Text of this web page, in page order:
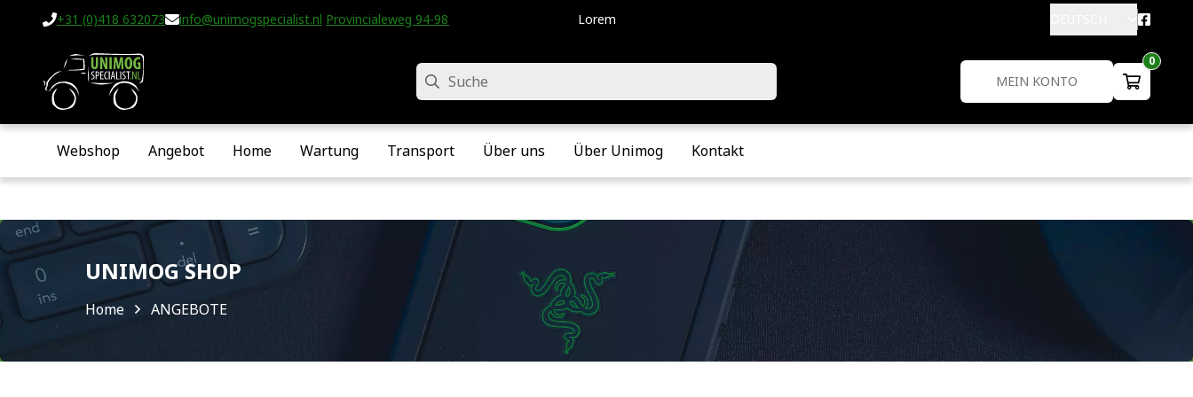
+31 (0)418 632073 info@unimogspecialist.nl Provincialeweg 94-98 • Velddriel • Die Niederlande
Lorem
MEIN KONTO
0
Suche
Webshop Angebot Home Wartung Transport Über uns Über Unimog Kontakt
UNIMOG SHOP
Home ANGEBOTE